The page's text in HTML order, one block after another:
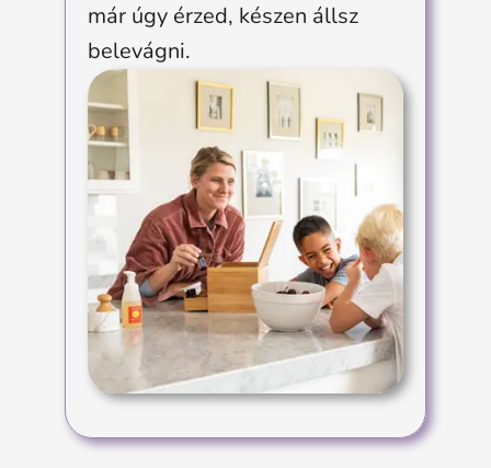
már úgy érzed, készen állsz
belevágni.